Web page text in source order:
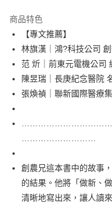
宅配
每筆NT$100，滿NT$499(
商品特色
【專文推薦】
林旗漢｜鴻?科技公司
范 炘｜前東元電機公司
陳昱瑞｜長庚紀念醫院
張煥禎｜聯新國際醫療
創農兄這本書中的故事
的結果。他將「做新、
清晰地寫出來，讓人讀